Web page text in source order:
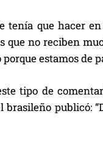
tenía que hacer
no reciben
estamos de
tipo de
publicó: